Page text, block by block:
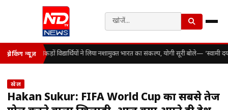
ब्रेकिंग न्यूज़सैकड़ों विद्यार्थियों ने लिया नशामुक्त भारत का संकल्प, योगी सूरी बोले— ‘स्वामी
खेल
Hakan Sukur: FIFA World Cup का सबसे तेज